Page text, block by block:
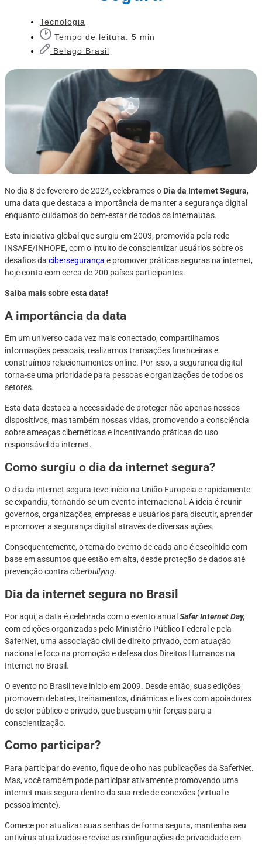
Tecnologia
Tempo de leitura: 5 min
Belago Brasil
No dia 8 de fevereiro de 2024, celebramos o Dia da Internet Segura,
uma data que destaca a importância de manter a segurança digital
enquanto cuidamos do bem-estar de todos os internautas.
Esta iniciativa global que surgiu em 2003, promovida pela rede
INSAFE/INHOPE, com o intuito de conscientizar usuários sobre os
desafios da cibersegurança e promover práticas seguras na internet,
hoje conta com cerca de 200 países participantes.
Saiba mais sobre esta data!
A importância da data
Em um universo cada vez mais conectado, compartilhamos
informações pessoais, realizamos transações financeiras e
construímos relacionamentos online. Por isso, a segurança digital
torna-se uma prioridade para pessoas e organizações de todos os
setores.
Esta data destaca a necessidade de proteger não apenas nossos
dispositivos, mas também nossas vidas, promovendo a consciência
sobre ameaças cibernéticas e incentivando práticas do uso
responsável da internet.
Como surgiu o dia da internet segura?
O dia da internet segura teve início na União Europeia e rapidamente
se expandiu, tornando-se um evento internacional. A ideia é reunir
governos, organizações, empresas e usuários para discutir, aprender
e promover a segurança digital através de diversas ações.
Consequentemente, o tema do evento de cada ano é escolhido com
base em assuntos que estão em alta, desde proteção de dados até
prevenção contra ciberbullying.
Dia da internet segura no Brasil
Por aqui, a data é celebrada com o evento anual Safer Internet Day,
com edições organizadas pelo Ministério Público Federal e pela
SaferNet, uma associação civil de direito privado, com atuação
nacional e foco na promoção e defesa dos Direitos Humanos na
Internet no Brasil.
O evento no Brasil teve início em 2009. Desde então, suas edições
promovem debates, treinamentos, dinâmicas e lives com apoiadores
do setor público e privado, que buscam unir forças para a
conscientização.
Como participar?
Para participar do evento, fique de olho nas publicações da SaferNet.
Mas, você também pode participar ativamente promovendo uma
internet mais segura dentro da sua rede de conexões (virtual e
pessoalmente).
Comece por atualizar suas senhas de forma segura, mantenha seu
antivírus atualizados e revise as configurações de privacidade em